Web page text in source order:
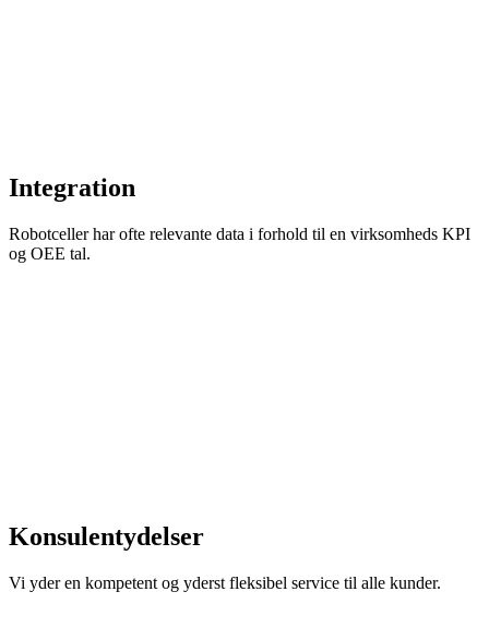
Integration
Robotceller har ofte relevante data i forhold til en virksomheds KPI
og OEE tal.
Konsulentydelser
Vi yder en kompetent og yderst fleksibel service til alle kunder.